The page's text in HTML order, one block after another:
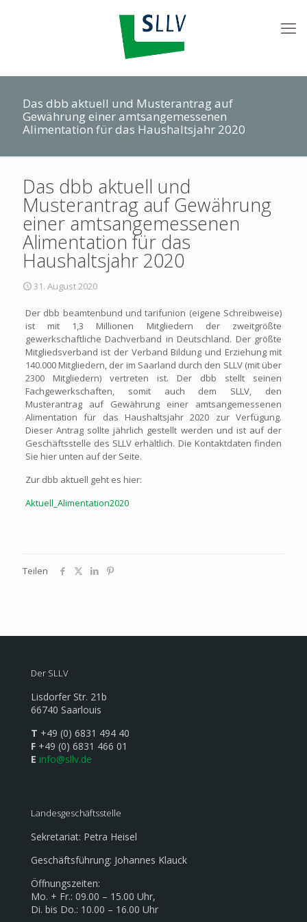
Das dbb aktuell und Musterantrag auf
Gewährung einer amtsangemessenen
Alimentation für das Haushaltsjahr 2020
Das dbb aktuell und
Musterantrag auf Gewährung
einer amtsangemessenen
Alimentation für das
Haushaltsjahr 2020
31. August 2020
Der dbb beamtenbund und tarifunion (eigene Schreibweise)
ist mit 1,3 Millionen Mitgliedern der zweitgrößte
gewerkschaftliche Dachverband in Deutschland. Der größte
Mitgliedsverband ist der Verband Bildung und Erziehung mit
140.000 Mitgliedern, der im Saarland durch den SLLV (mit über
2300 Mitgliedern) vertreten ist. Der dbb stellt seinen
Fachgewerkschaften, somit auch dem SLLV, den
Musterantrag auf Gewährung einer amtsangemessenen
Alimentation für das Haushaltsjahr 2020 zur Verfügung.
Dieser Antrag sollte jährlich gestellt werden und ist auf der
Geschäftsstelle des SLLV erhältlich. Die Kontaktdaten finden
Sie hier unten auf der Seite.
Zur dbb aktuell geht es hier:
Aktuell_Alimentation2020
Teilen
Der SLLV
Lisdorfer Str. 21b
66740 Saarlouis
T +49 (0) 6831 494 40
F +49 (0) 6831 466 01
E info@sllv.de
Landesgeschäftsstelle
Sekretariat: Petra Heisel
Geschäftsführung: Johannes Klauck
Öffnungszeiten:
Mo. + Fr.: 09.00 – 15.00 Uhr,
Di. bis Do.: 10.00 – 16.00 Uhr